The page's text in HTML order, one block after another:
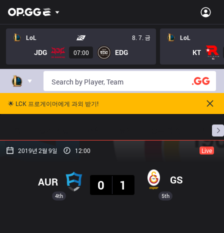
LoL 8. 7. 금
JDG 07:00 EDG
LoL
KT
🌟 LCK 프로게이머에게 과외 받기!
프로빌
2019년 2월 9일 12:00 Live
4th
AUR
0
1 GS
5th